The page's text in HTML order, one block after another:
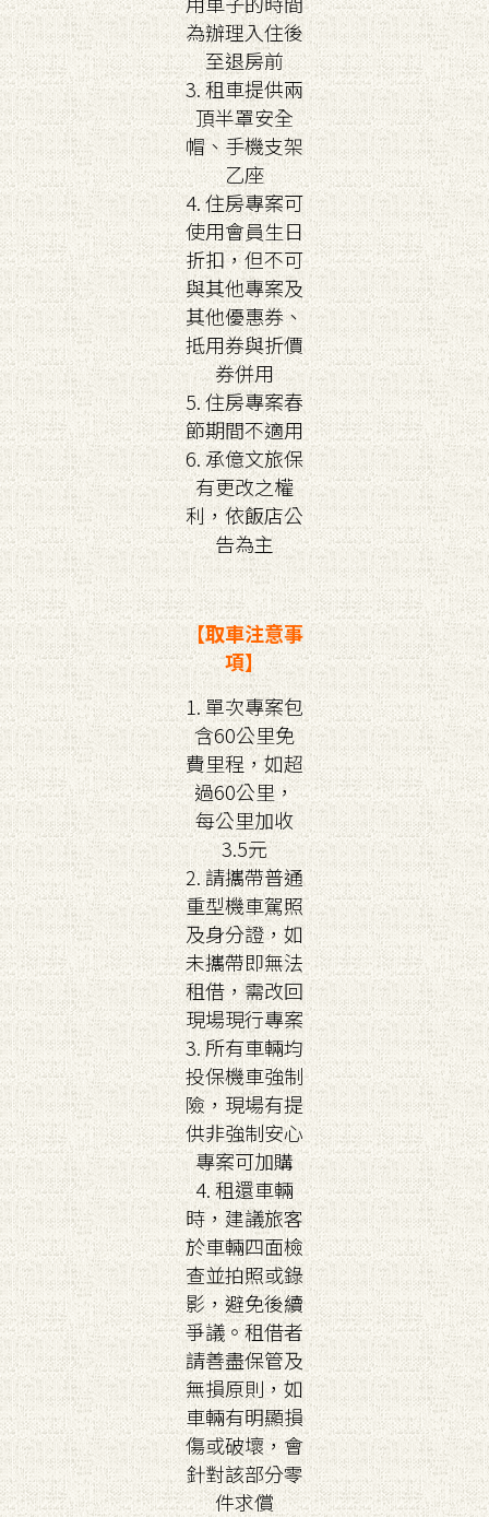
為辦理入住後
至退房前
3. 租車提供兩
頂半罩安全
帽、手機支架
乙座
4. 住房專案可
使用會員生日
折扣，但不可
與其他專案及
其他優惠券、
抵用券與折價
券併用
5. 住房專案春
節期間不適用
6. 承億文旅保
有更改之權
利，依飯店公
告為主
【取車注意事
項】
1. 單次專案包
含60公里免
費里程，如超
過60公里，
每公里加收
3.5元
2. 請攜帶普通
重型機車駕照
及身分證，如
未攜帶即無法
租借，需改回
現場現行專案
3. 所有車輛均
投保機車強制
險，現場有提
供非強制安心
專案可加購
4. 租還車輛
時，建議旅客
於車輛四面檢
查並拍照或錄
影，避免後續
爭議。租借者
請善盡保管及
無損原則，如
車輛有明顯損
傷或破壞，會
針對該部分零
件求償